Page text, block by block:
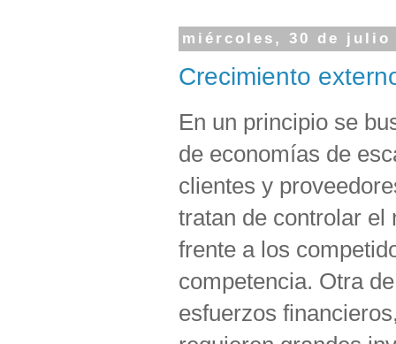
miércoles, 30 de julio
Crecimiento
En un principio se
de economías de
clientes y
tratan de controlar el
frente a los
competencia. Otra
esfuerzos